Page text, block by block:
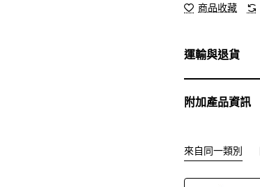
商品收藏
運輸與退貨
附加產品資訊
來自同一類別